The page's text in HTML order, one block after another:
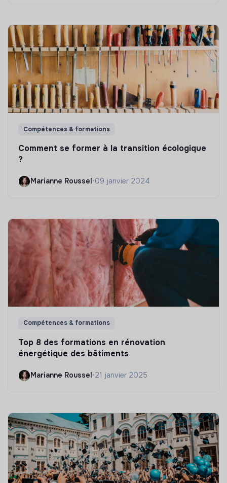
Compétences & formations
Comment se former à la transition écologique
?
Marianne Roussel •09 janvier 2024
Compétences & formations
Top 8 des formations en rénovation
énergétique des bâtiments
Marianne Roussel•21 janvier 2025